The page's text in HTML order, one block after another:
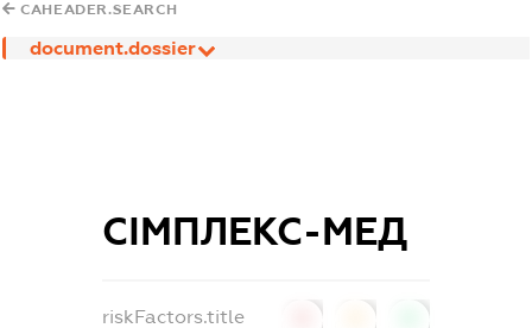
CAHEADER.SEARCH
document.dossier
СІМПЛЕКС-МЕД
riskFactors.title